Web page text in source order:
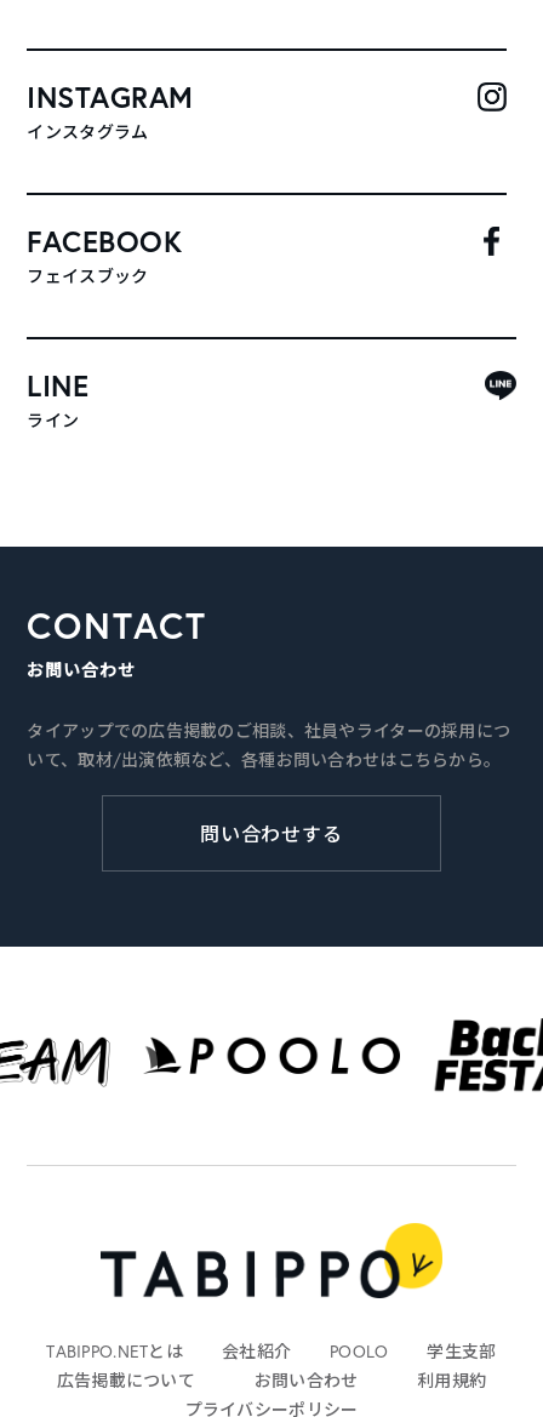
INSTAGRAM
インスタグラム
FACEBOOK
フェイスブック
LINE
ライン
CONTACT
お問い合わせ
タイアップでの広告掲載のご相談、社員やライターの採用につ
いて、取材/出演依頼など、各種お問い合わせはこちらから。
問い合わせする
TABIPPO.NETとは 会社紹介 POOLO
学生支部
広告掲載について
お問い合わせ
利用規約
プライバシーポリシー